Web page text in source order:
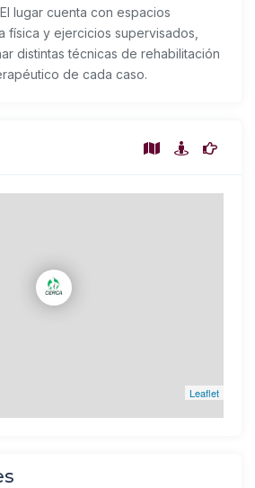
lugar cuenta con espacios
física y ejercicios supervisados,
distintas técnicas de rehabilitación
de cada caso.
Leaflet